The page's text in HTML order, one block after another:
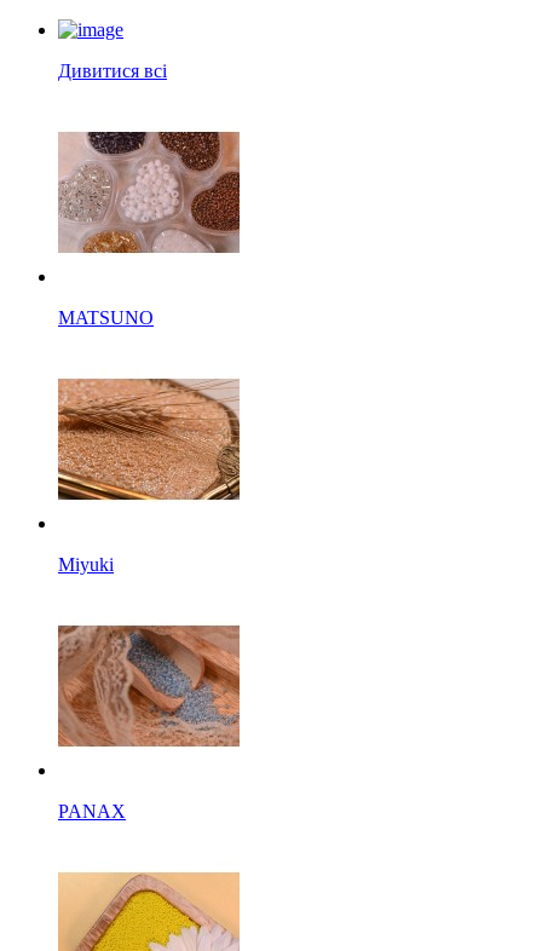
Дивитися всі
MATSUNO
Miyuki
PANAX